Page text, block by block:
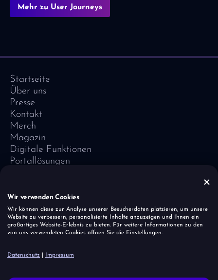
Mehr zu User Journeys
Startseite
Über uns
Presse
Kontakt
Merch
Magazin
Digitale Funktionen
Portallösungen
Vivid Vision
Impressum
Datenschutz
Cookies
Wir verwenden Cookies
Wir können diese zur Analyse unserer Besucherdaten platzieren, um unsere
Website zu verbessern, personalisierte Inhalte anzuzeigen und Ihnen ein
großartiges Website-Erlebnis zu bieten. Für weitere Informationen zu den
von uns verwendeten Cookies öffnen Sie die Einstellungen.
Datenschutz Impressum